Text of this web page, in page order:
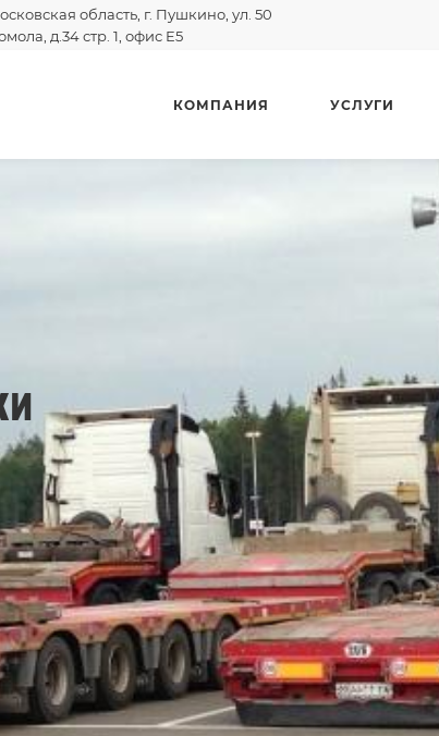
область, г. Пушкино, ул. 50
д.34 стр. 1, офис E5
КОМПАНИЯ УСЛУГИ